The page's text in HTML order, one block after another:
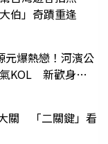
伯」奇蹟重逢
元爆熱戀！河濱公
KOL 新歡身份
關 「二關鍵」看